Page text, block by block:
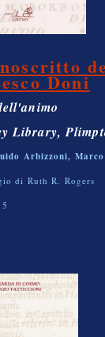
Doni
Library,
Arbizzoni,
di Ruth R. Rogers